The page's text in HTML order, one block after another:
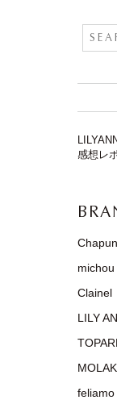
感想レ
Chapun
michou
Clainel
LILY
MOLAK
feliamo